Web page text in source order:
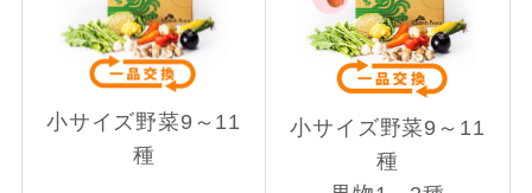
小サイズ野菜9～11
種
小サイズ野菜9～11
種